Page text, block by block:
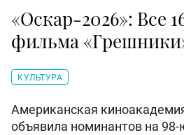
«Оскар-2026»: Все
фильма
КУЛЬТУРА
Американская
объявила номинантов на